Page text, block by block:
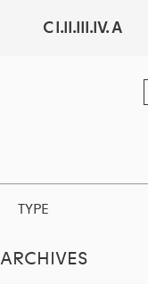
C I.II.III.IV. A
TYPE
ARCHIVES